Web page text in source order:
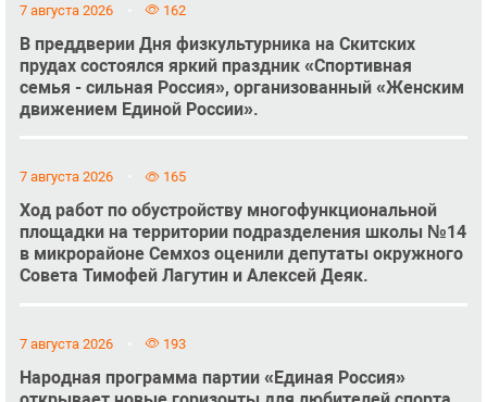
7 августа 2026 162
В преддверии Дня физкультурника на Скитских
прудах состоялся яркий праздник «Спортивная
семья - сильная Россия», организованный «Женским
движением Единой России».
7 августа 2026 165
Ход работ по обустройству многофункциональной
площадки на территории подразделения школы №14
в микрорайоне Семхоз оценили депутаты окружного
Совета Тимофей Лагутин и Алексей Деяк.
7 августа 2026 193
Народная программа партии «Единая Россия»